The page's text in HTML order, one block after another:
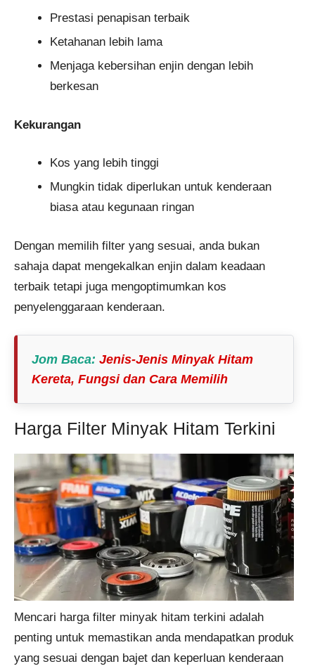
Prestasi penapisan terbaik
Ketahanan lebih lama
Menjaga kebersihan enjin dengan lebih
berkesan
Kekurangan
Kos yang lebih tinggi
Mungkin tidak diperlukan untuk kenderaan
biasa atau kegunaan ringan
Dengan memilih filter yang sesuai, anda bukan
sahaja dapat mengekalkan enjin dalam keadaan
terbaik tetapi juga mengoptimumkan kos
penyelenggaraan kenderaan.
Jom Baca: Jenis-Jenis Minyak Hitam
Kereta, Fungsi dan Cara Memilih
Harga Filter Minyak Hitam Terkini
Mencari harga filter minyak hitam terkini adalah
penting untuk memastikan anda mendapatkan produk
yang sesuai dengan bajet dan keperluan kenderaan